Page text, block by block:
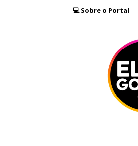
💻 Sobre o Portal